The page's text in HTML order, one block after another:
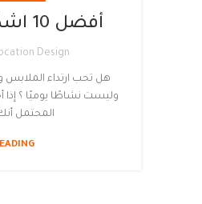
أفضل 10 اشكال دريسنج روم
Design
هل تحب ارتداء الملابس
وليست نشاطًا يوميًا ؟ إذا
المحتمل